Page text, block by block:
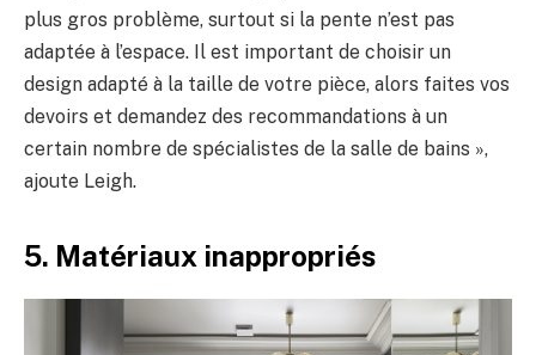
plus gros problème, surtout si la pente n’est pas
adaptée à l’espace. Il est important de choisir un
design adapté à la taille de votre pièce, alors faites vos
devoirs et demandez des recommandations à un
certain nombre de spécialistes de la salle de bains »,
ajoute Leigh.
5. Matériaux inappropriés